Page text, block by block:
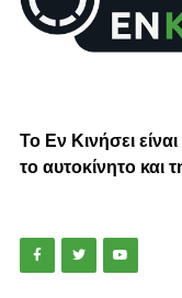
Το Εν Κινήσει
το αυτοκίνητο και